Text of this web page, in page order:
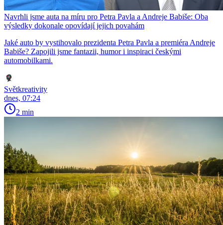
Navrhli jsme auta na míru pro Petra Pavla a Andreje Babiše: Oba
výsledky dokonale opovídají jejich povahám
Jaké auto by vystihovalo prezidenta Petra Pavla a premiéra Andreje
Babiše? Zapojili jsme fantazii, humor i inspiraci českými
automobilkami.
Světkreativity
dnes, 07:24
2 min